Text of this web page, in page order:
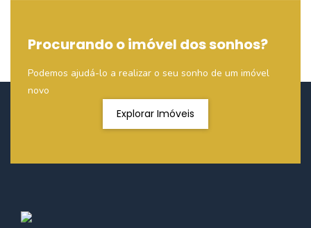
Procurando o imóvel dos sonhos?
Podemos ajudá-lo a realizar o seu sonho de um imóvel
novo
Explorar Imóveis